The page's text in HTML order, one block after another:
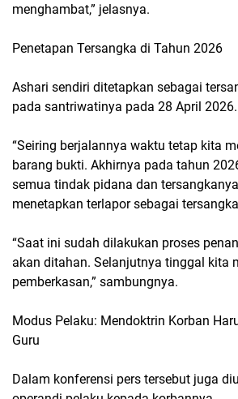
menghambat,” jelasnya.
Penetapan Tersangka di Tahun 2026
Ashari sendiri ditetapkan sebagai
pada santriwatinya pada 28 April 2026.
“Seiring berjalannya waktu tetap kita
barang bukti. Akhirnya pada tahun
semua tindak pidana dan
menetapkan terlapor sebagai
“Saat ini sudah dilakukan proses
akan ditahan. Selanjutnya tinggal kita
pemberkasan,” sambungnya.
Modus Pelaku: Mendoktrin Korban
Guru
Dalam konferensi pers tersebut juga